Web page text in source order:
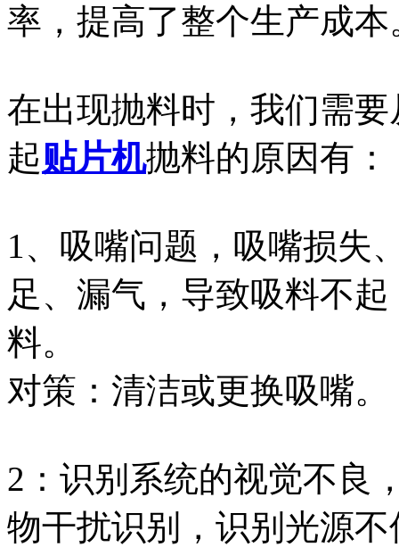
率，提高了整个生产成本
在出现抛料时，我们需
起贴片机抛料的原因有：
1、吸嘴问题，吸嘴损失
足、漏气，导致吸料不
料。
对策：清洁或更换吸嘴。
2：识别系统的视觉不良
物干扰识别，识别光源